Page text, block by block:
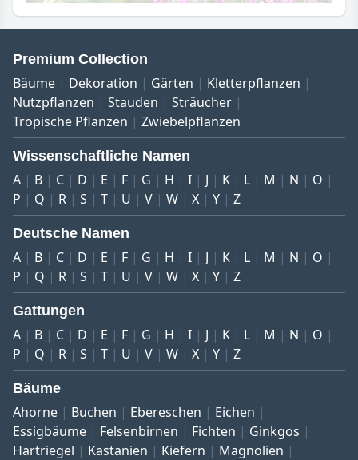
Premium Collection
Bäume Dekoration Gärten
Kletterpflanzen
Nutzpflanzen
Stauden
Sträucher
Tropische Pflanzen
Zwiebelpflanzen
Wissenschaftliche Namen
A B C D E F G H I J K L M N
O
P
Q R S T U V W X Y Z
Deutsche Namen
A B C D E F G H I J K L M N
O
P
Q R S T U V W X Y Z
Gattungen
A B C D E F G H I J K L M N
O
P
Q R S T U V W X Y Z
Bäume
Ahorne Buchen Ebereschen
Eichen
Essigbäume
Felsenbirnen Fichten
Ginkgos
Hartriegel
Kastanien Kiefern
Magnolien